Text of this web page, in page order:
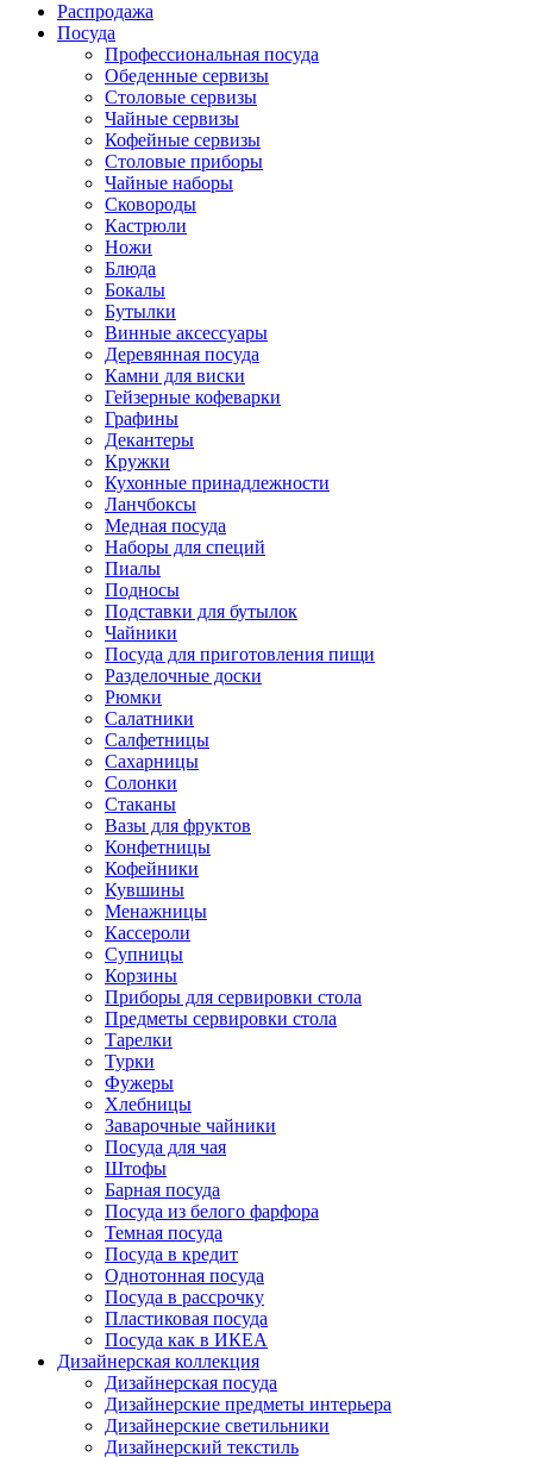
Распродажа
Посуда
Профессиональная посуда
Обеденные сервизы
Столовые сервизы
Чайные сервизы
Кофейные сервизы
Столовые приборы
Чайные наборы
Сковороды
Кастрюли
Ножи
Блюда
Бокалы
Бутылки
Винные аксессуары
Деревянная посуда
Камни для виски
Гейзерные кофеварки
Графины
Декантеры
Кружки
Кухонные принадлежности
Ланчбоксы
Медная посуда
Наборы для специй
Пиалы
Подносы
Подставки для бутылок
Чайники
Посуда для приготовления пищи
Разделочные доски
Рюмки
Салатники
Салфетницы
Сахарницы
Солонки
Стаканы
Вазы для фруктов
Конфетницы
Кофейники
Кувшины
Менажницы
Кассероли
Супницы
Корзины
Приборы для сервировки стола
Предметы сервировки стола
Тарелки
Турки
Фужеры
Хлебницы
Заварочные чайники
Посуда для чая
Штофы
Барная посуда
Посуда из белого фарфора
Темная посуда
Посуда в кредит
Однотонная посуда
Посуда в рассрочку
Пластиковая посуда
Посуда как в ИКЕА
Дизайнерская коллекция
Дизайнерская посуда
Дизайнерские предметы интерьера
Дизайнерские светильники
Дизайнерский текстиль